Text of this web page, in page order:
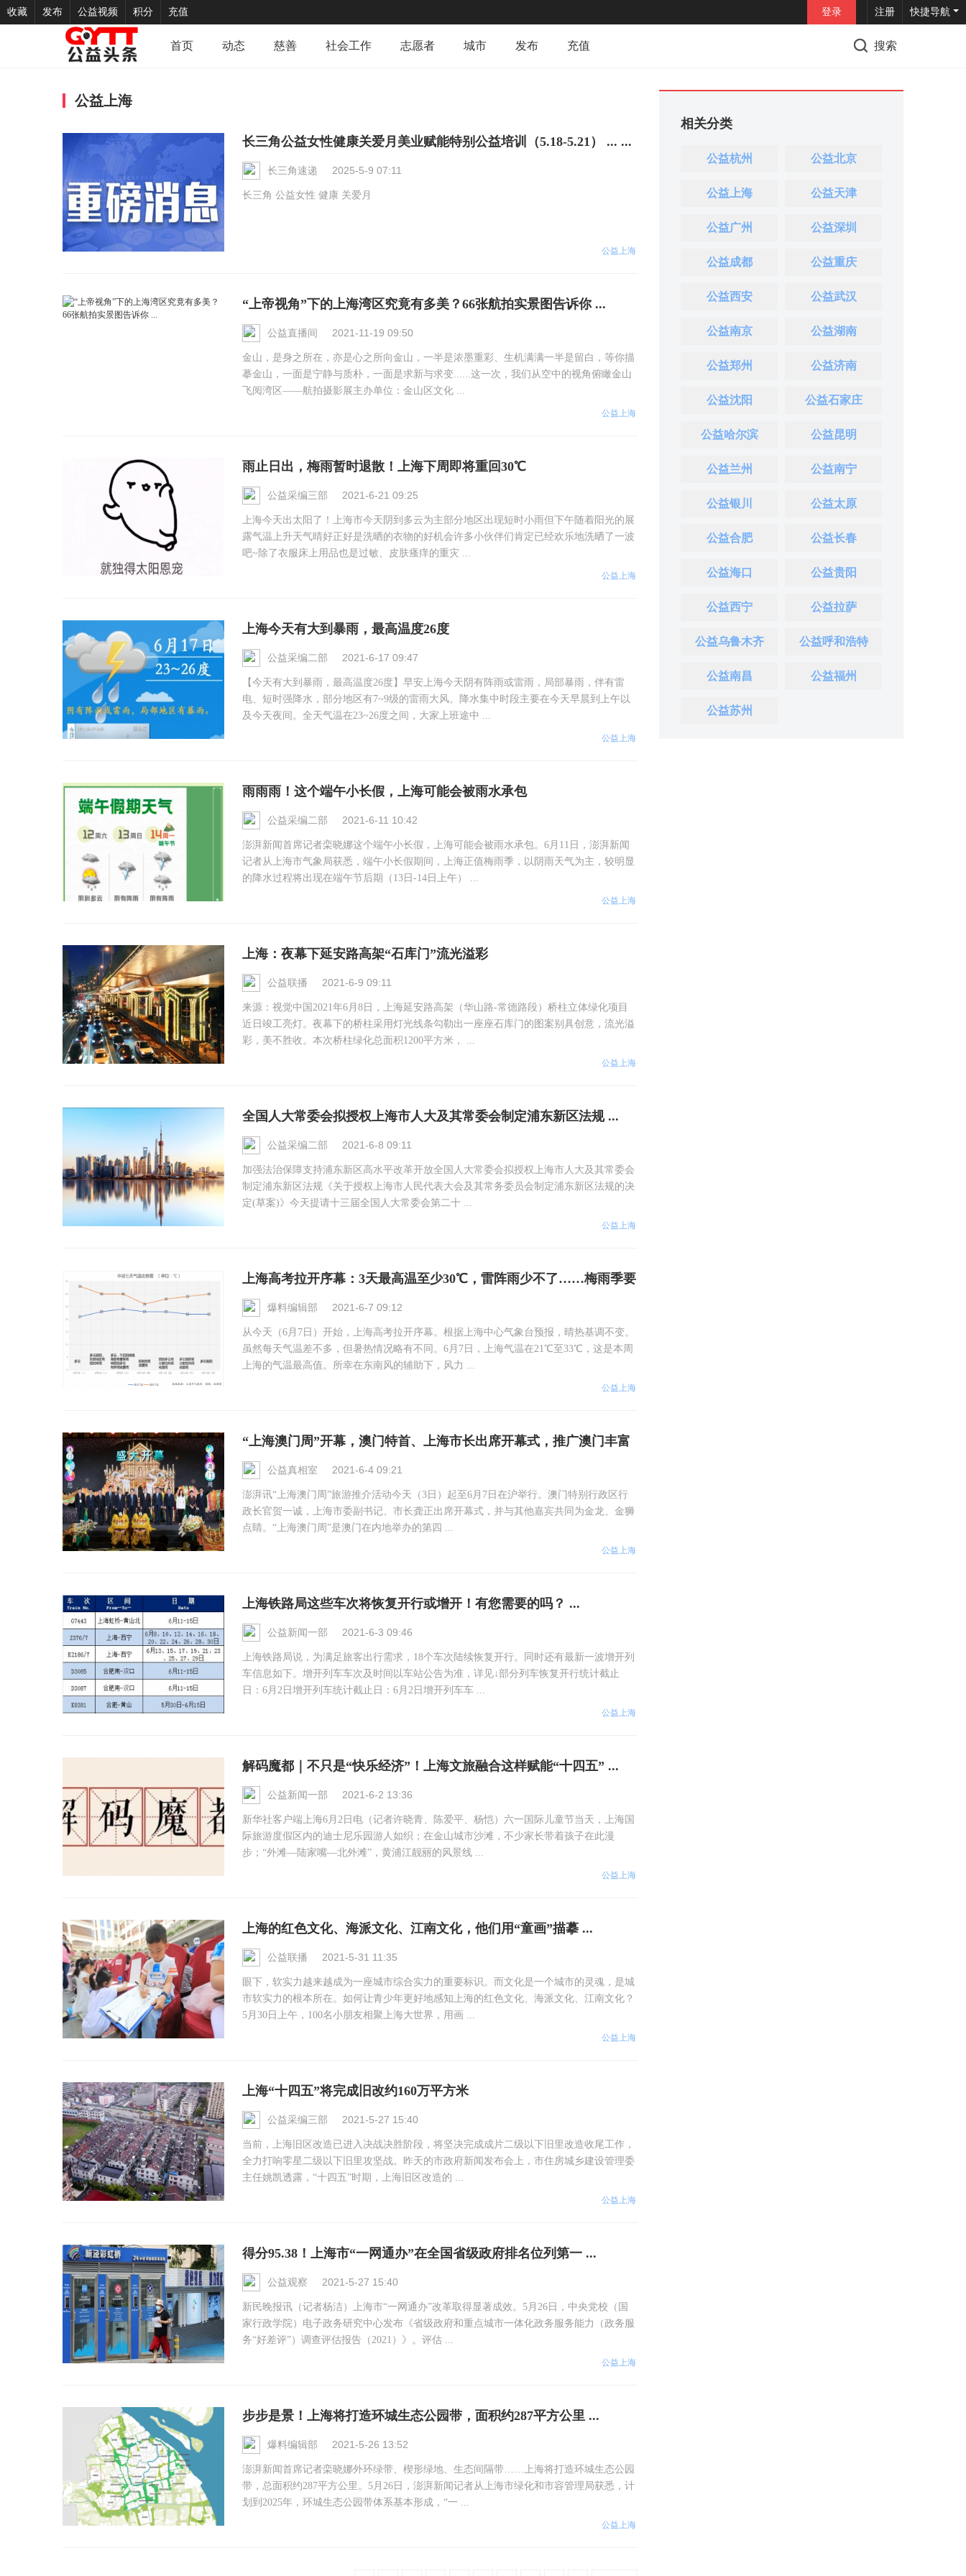
收藏 发布 公益视频 积分 充值 快捷导航
登录 注册
首页 动态 慈善 社会工作 志愿者 城市 发布 充值 搜索
公益上海
长三角公益女性健康关爱月美业赋能特别公益培训（5.18-5.21） ... ...
长三角速递 2025-5-9 07:11
长三角 公益女性 健康 关爱月
公益上海
“上帝视角”下的上海湾区究竟有多美？66张航拍实景图告诉你 ...
公益直播间 2021-11-19 09:50
金山，是身之所在，亦是心之所向金山，一半是浓墨重彩、生机满满一半是留白，等你描
摹金山，一面是宁静与质朴，一面是求新与求变......这一次，我们从空中的视角俯瞰金山
飞阅湾区——航拍摄影展主办单位：金山区文化 ...
公益上海
雨止日出，梅雨暂时退散！上海下周即将重回30℃
公益采编三部 2021-6-21 09:25
上海今天出太阳了！上海市今天阴到多云为主部分地区出现短时小雨但下午随着阳光的展
露气温上升天气晴好正好是洗晒的衣物的好机会许多小伙伴们肯定已经欢乐地洗晒了一波
吧~除了衣服床上用品也是过敏、皮肤瘙痒的重灾 ...
公益上海
上海今天有大到暴雨，最高温度26度
公益采编二部 2021-6-17 09:47
【今天有大到暴雨，最高温度26度】早安上海今天阴有阵雨或雷雨，局部暴雨，伴有雷
电、短时强降水，部分地区有7~9级的雷雨大风。降水集中时段主要在今天早晨到上午以
及今天夜间。全天气温在23~26度之间，大家上班途中 ...
公益上海
雨雨雨！这个端午小长假，上海可能会被雨水承包
公益采编二部 2021-6-11 10:42
澎湃新闻首席记者栾晓娜这个端午小长假，上海可能会被雨水承包。6月11日，澎湃新闻
记者从上海市气象局获悉，端午小长假期间，上海正值梅雨季，以阴雨天气为主，较明显
的降水过程将出现在端午节后期（13日-14日上午） ...
公益上海
上海：夜幕下延安路高架“石库门”流光溢彩
公益联播 2021-6-9 09:11
来源：视觉中国2021年6月8日，上海延安路高架（华山路-常德路段）桥柱立体绿化项目
近日竣工亮灯。夜幕下的桥柱采用灯光线条勾勒出一座座石库门的图案别具创意，流光溢
彩，美不胜收。本次桥柱绿化总面积1200平方米， ...
公益上海
全国人大常委会拟授权上海市人大及其常委会制定浦东新区法规 ...
公益采编二部 2021-6-8 09:11
加强法治保障支持浦东新区高水平改革开放全国人大常委会拟授权上海市人大及其常委会
制定浦东新区法规《关于授权上海市人民代表大会及其常务委员会制定浦东新区法规的决
定(草案)》今天提请十三届全国人大常委会第二十 ...
公益上海
上海高考拉开序幕：3天最高温至少30℃，雷阵雨少不了……梅雨季要
来了？ ...
爆料编辑部 2021-6-7 09:12
从今天（6月7日）开始，上海高考拉开序幕。根据上海中心气象台预报，晴热基调不变。
虽然每天气温差不多，但暑热情况略有不同。6月7日，上海气温在21℃至33℃，这是本周
上海的气温最高值。所幸在东南风的辅助下，风力 ...
公益上海
“上海澳门周”开幕，澳门特首、上海市长出席开幕式，推广澳门丰富
旅游资源 ...
公益真相室 2021-6-4 09:21
澎湃讯“上海澳门周”旅游推介活动今天（3日）起至6月7日在沪举行。澳门特别行政区行
政长官贺一诚，上海市委副书记、市长龚正出席开幕式，并与其他嘉宾共同为金龙、金狮
点睛。“上海澳门周”是澳门在内地举办的第四 ...
公益上海
上海铁路局这些车次将恢复开行或增开！有您需要的吗？ ...
公益新闻一部 2021-6-3 09:46
上海铁路局说，为满足旅客出行需求，18个车次陆续恢复开行。同时还有最新一波增开列
车信息如下。增开列车车次及时间以车站公告为准，详见↓部分列车恢复开行统计截止
日：6月2日增开列车统计截止日：6月2日增开列车车 ...
公益上海
解码魔都｜不只是“快乐经济”！上海文旅融合这样赋能“十四五” ...
公益新闻一部 2021-6-2 13:36
新华社客户端上海6月2日电（记者许晓青、陈爱平、杨恺）六一国际儿童节当天，上海国
际旅游度假区内的迪士尼乐园游人如织；在金山城市沙滩，不少家长带着孩子在此漫
步；“外滩—陆家嘴—北外滩”，黄浦江靓丽的风景线 ...
公益上海
上海的红色文化、海派文化、江南文化，他们用“童画”描摹 ...
公益联播 2021-5-31 11:35
眼下，软实力越来越成为一座城市综合实力的重要标识。而文化是一个城市的灵魂，是城
市软实力的根本所在。如何让青少年更好地感知上海的红色文化、海派文化、江南文化？
5月30日上午，100名小朋友相聚上海大世界，用画 ...
公益上海
上海“十四五”将完成旧改约160万平方米
公益采编三部 2021-5-27 15:40
当前，上海旧区改造已进入决战决胜阶段，将坚决完成成片二级以下旧里改造收尾工作，
全力打响零星二级以下旧里攻坚战。昨天的市政府新闻发布会上，市住房城乡建设管理委
主任姚凯透露，“十四五”时期，上海旧区改造的 ...
公益上海
得分95.38！上海市“一网通办”在全国省级政府排名位列第一 ...
公益观察 2021-5-27 15:40
新民晚报讯（记者杨洁）上海市“一网通办”改革取得显著成效。5月26日，中央党校（国
家行政学院）电子政务研究中心发布《省级政府和重点城市一体化政务服务能力（政务服
务“好差评”）调查评估报告（2021）》。评估 ...
公益上海
步步是景！上海将打造环城生态公园带，面积约287平方公里 ...
爆料编辑部 2021-5-26 13:52
澎湃新闻首席记者栾晓娜外环绿带、楔形绿地、生态间隔带……上海将打造环城生态公园
带，总面积约287平方公里。5月26日，澎湃新闻记者从上海市绿化和市容管理局获悉，计
划到2025年，环城生态公园带体系基本形成，“一 ...
公益上海
相关分类
公益杭州 公益北京
公益上海 公益天津
公益广州 公益深圳
公益成都 公益重庆
公益西安 公益武汉
公益南京 公益湖南
公益郑州 公益济南
公益沈阳 公益石家庄
公益哈尔滨 公益昆明
公益兰州 公益南宁
公益银川 公益太原
公益合肥 公益长春
公益海口 公益贵阳
公益西宁 公益拉萨
公益乌鲁木齐 公益呼和浩特
公益南昌 公益福州
公益苏州